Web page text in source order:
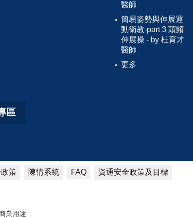
醫師
簡易姿勢與伸展運
動衛教-part 3 頭頸
伸展操 - by 杜育才
醫師
更多
區
策 陳情系統 FAQ 資通安全政策及目標
業用途